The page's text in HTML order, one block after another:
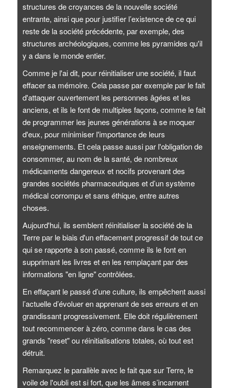
structures de croyances de la nouvelle société
entrante, ainsi que pour justifier l’existence de ce qui
reste de la société précédente, par exemple, des
structures archéologiques, comme les pyramides qu'il
y a dans le monde entier.
Comme je l'ai dit, pour réinitialiser une société, il faut
effacer sa mémoire. Cela passe par exemple par le fait
d'attaquer ouvertement les personnes âgées et les
anciens, et ils le font de multiples façons, comme le fait
de programmer les jeunes générations à se moquer
d'eux, pour minimiser l'importance de leurs
enseignements. Et cela passe aussi par l'obligation de
consommer, au nom de la santé, de nombreux
médicaments dangereux et nocifs provenant des
grandes sociétés pharmaceutiques et d’un système
médical corrompu et sans éthique, entre autres
choses.
Aujourd'hui, ils semblent réinitialiser la société de la
Terre par le biais d'un effacement progressif de tout ce
qui se rapporte à son passé, comme ils le font en
supprimant les livres et en les remplaçant par des
informations "en ligne" contrôlées.
En effaçant le passé d’une culture, ils empêchent aussi
l’actuelle d’évoluer en apprenant de ses erreurs et en
grandissant progressivement. Elle doit régulièrement
tout recommencer à zéro, comme dans le cas des
grands "reset" ou réinitialisations totales, où tout est
détruit.
Remarquez le parallèle avec le fait que sur Terre, le
voile de l'oubli est si fort, que les âmes s’incarnent